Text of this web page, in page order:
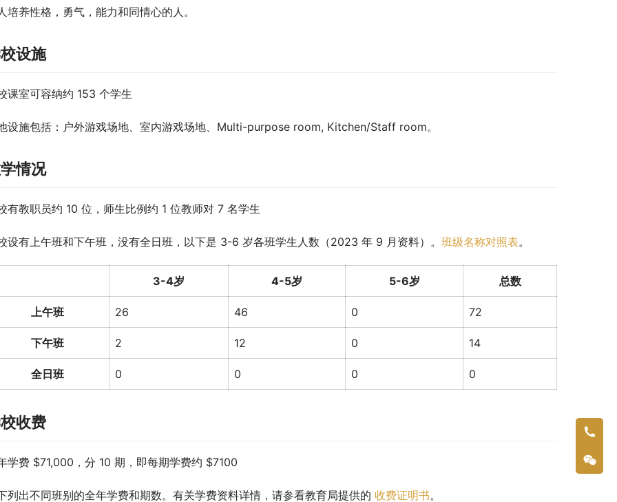
培养性格，勇气，能力和同情心的人。
设施
课室可容纳约 153 个学生
设施包括：户外游戏场地、室内游戏场地、Multi-purpose room, Kitchen/Staff room。
情况
有教职员约 10 位，师生比例约 1 位教师对 7 名学生
设有上午班和下午班，没有全日班，以下是 3-6 岁各班学生人数（2023 年 9 月资料）。 班级名称对照表。
3-4岁 4-5岁 5-6岁 总数
上午班 26 46 0 72
下午班 2 12 0 14
全日班 0 0 0 0
收费
学费 $71,000，分 10 期，即每期学费约 $7100
列出不同班别的全年学费和期数。有关学费资料详情，请参看教育局提供的 收费证明书。